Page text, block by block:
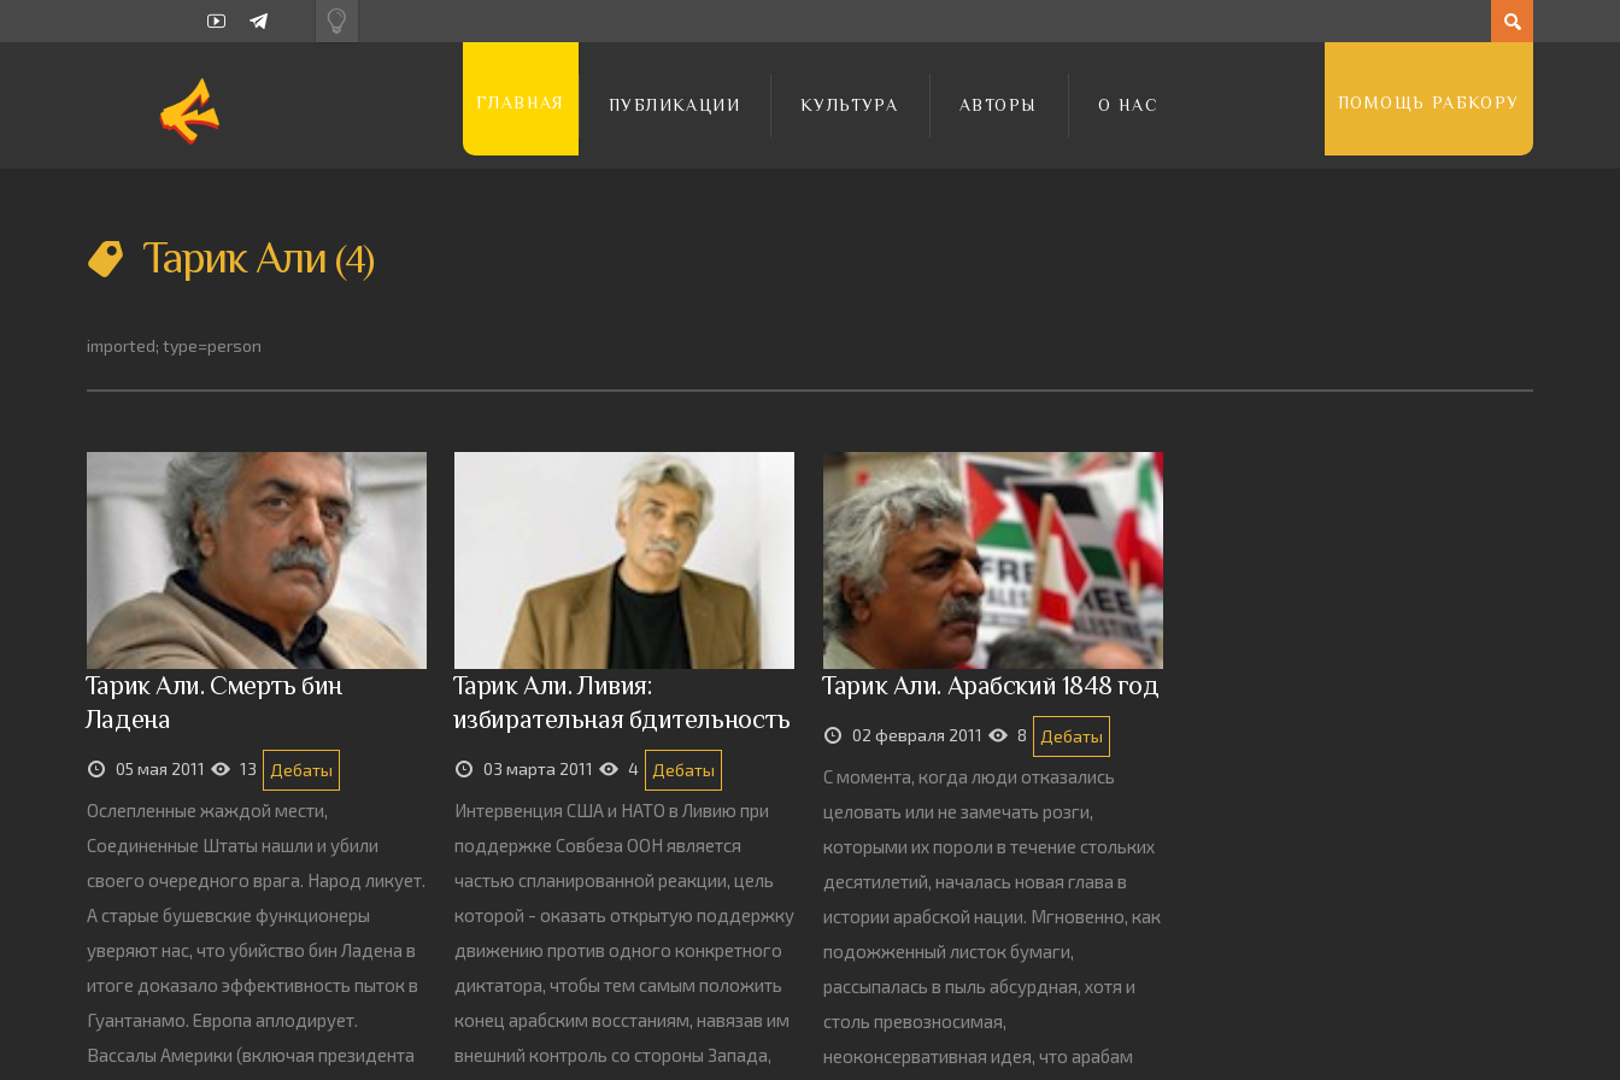
ГЛАВНАЯ ПУБЛИКАЦИИ КУЛЬТУРА АВТОРЫ О НАС ПОМОЩЬ РАБКОРУ
Тарик Али 4
imported; type=person
Тарик Али. Смерть бин
Ладена
05 мая 2011 13 Дебаты
Ослепленные жаждой мести,
Соединенные Штаты нашли и убили
своего очередного врага. Народ ликует.
А старые бушевские функционеры
уверяют нас, что убийство бин Ладена в
итоге доказало эффективность пыток в
Гуантанамо. Европа аплодирует.
Вассалы Америки (включая президента
Тарик Али. Ливия:
избирательная бдительность
03 марта 2011 4 Дебаты
Интервенция США и НАТО в Ливию при
поддержке Совбеза ООН является
частью спланированной реакции, цель
которой - оказать открытую поддержку
движению против одного конкретного
диктатора, чтобы тем самым положить
конец арабским восстаниям, навязав им
внешний контроль со стороны Запада,
Тарик Али. Арабский 1848 год
02 февраля 2011 8 Дебаты
С момента, когда люди отказались
целовать или не замечать розги,
которыми их пороли в течение стольких
десятилетий, началась новая глава в
истории арабской нации. Мгновенно, как
подожженный листок бумаги,
рассыпалась в пыль абсурдная, хотя и
столь превозносимая,
неоконсервативная идея, что арабам